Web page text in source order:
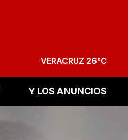
VERACRUZ 26°C
Y LOS ANUNCIOS